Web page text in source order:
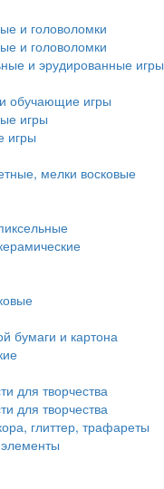
и головоломки
и головоломки
и эрудированные игры
обучающие игры
игры
игры
мелки восковые
бумаги и картона
для творчества
для творчества
глиттер, трафареты